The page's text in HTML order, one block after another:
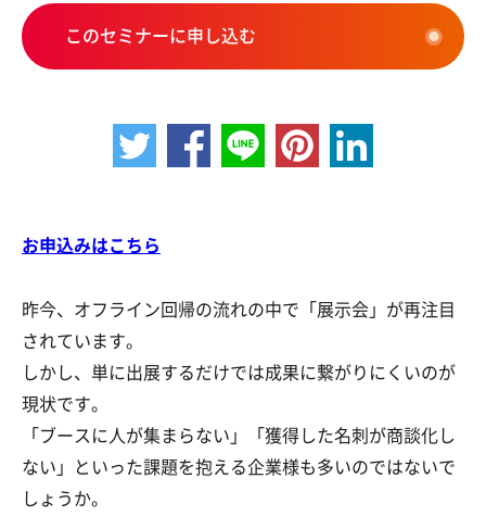
このセミナーに申し込む
お申込みはこちら
昨今、オフライン回帰の流れの中で「展示会」が再注目
されています。
しかし、単に出展するだけでは成果に繋がりにくいのが
現状です。
「ブースに人が集まらない」「獲得した名刺が商談化し
ない」といった課題を抱える企業様も多いのではないで
しょうか。